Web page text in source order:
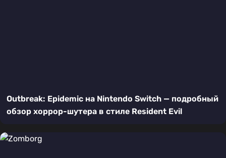
Outbreak: Epidemic на Nintendo Switch — подробный
обзор хоррор-шутера в стиле Resident Evil